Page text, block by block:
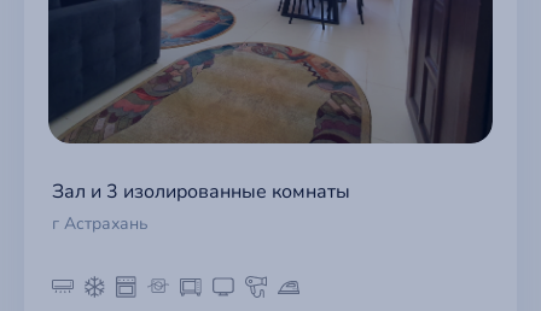
Зал и 3 изолированные комнаты
г Астрахань